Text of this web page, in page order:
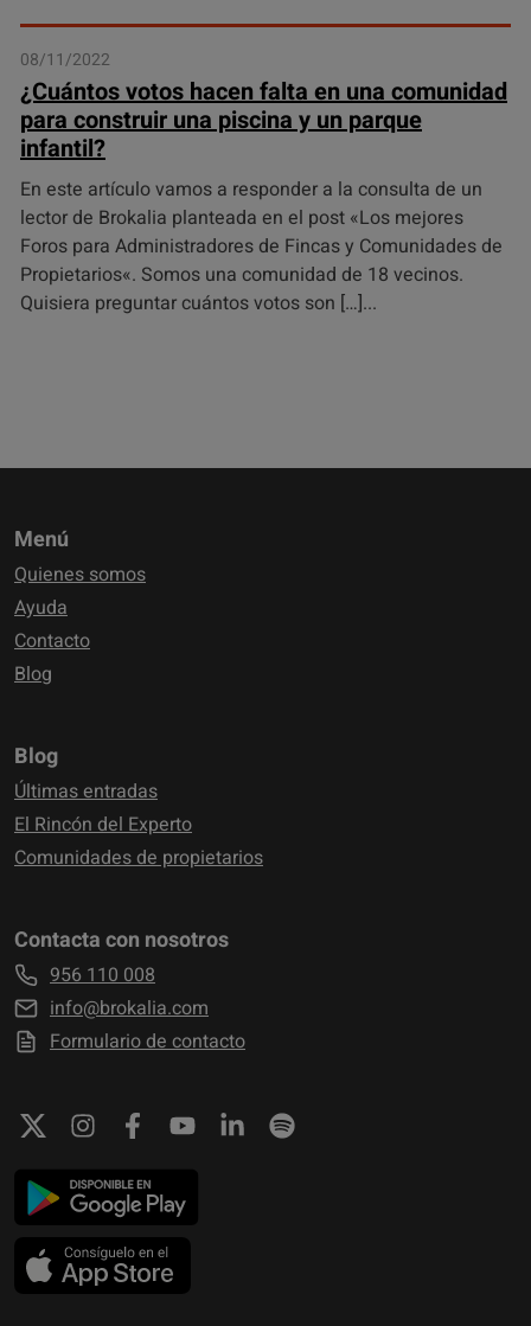
08/11/2022
¿Cuántos votos hacen falta en una comunidad
para construir una piscina y un parque
infantil?
En este artículo vamos a responder a la consulta de un
lector de Brokalia planteada en el post «Los mejores
Foros para Administradores de Fincas y Comunidades de
Propietarios«. Somos una comunidad de 18 vecinos.
Quisiera preguntar cuántos votos son […]
Menú
Quienes somos
Ayuda
Contacto
Blog
Blog
Últimas entradas
El Rincón del Experto
Comunidades de propietarios
Contacta con nosotros
956 110 008
info@brokalia.com
Formulario de contacto